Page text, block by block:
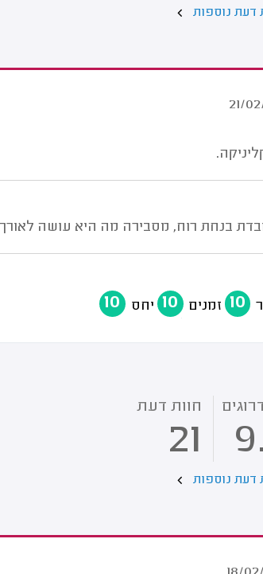
דעת נוספות
21/
בנחת רוח, מסבירה מה היא עושה לאורך
10 זמנים 10 יחס 10
חוות דעת
21
דעת נוספות